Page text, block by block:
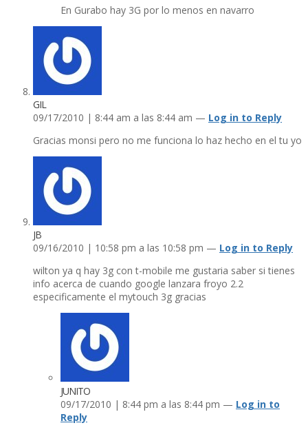
En Gurabo hay 3G por lo menos en navarro
GIL
09/17/2010 | 8:44 am a las 8:44 am — Log in to Reply
Gracias monsi pero no me funciona lo haz hecho en el tu yo
JB
09/16/2010 | 10:58 pm a las 10:58 pm — Log in to Reply
wilton ya q hay 3g con t-mobile me gustaria saber si tienes
info acerca de cuando google lanzara froyo 2.2
especificamente el mytouch 3g gracias
JUNITO
09/17/2010 | 8:44 pm a las 8:44 pm — Log in to
Reply